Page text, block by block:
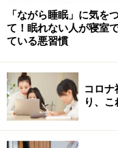
アイランドキッチン
元を隠す程度の壁を
ョンの油はね対策用
上の写真はアイラ
隠す高さの壁を作っ
ると若干の閉塞感は
「ながら睡眠」に気を
て！眠れない人が寝室
ている悪習慣
コロ
り、